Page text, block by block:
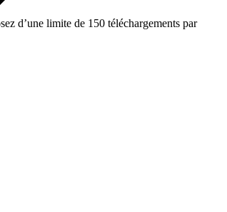
d’une limite de 150 téléchargements par